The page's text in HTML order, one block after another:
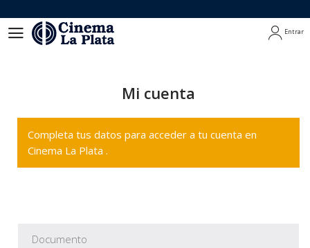
Entrar
Mi cuenta
Completa tus datos para acceder a tu cuenta en
Cinema La Plata .